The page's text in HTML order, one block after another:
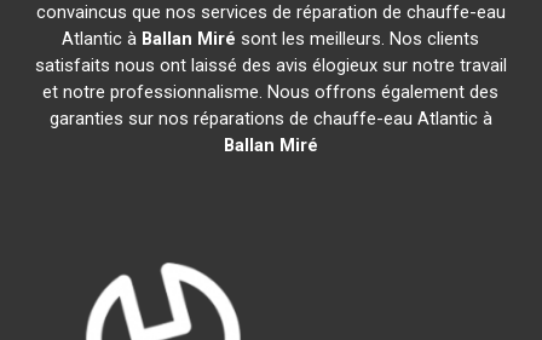
convaincus que nos services de réparation de chauffe-eau
Atlantic à Ballan Miré sont les meilleurs. Nos clients
satisfaits nous ont laissé des avis élogieux sur notre travail
et notre professionnalisme. Nous offrons également des
garanties sur nos réparations de chauffe-eau Atlantic à
Ballan Miré